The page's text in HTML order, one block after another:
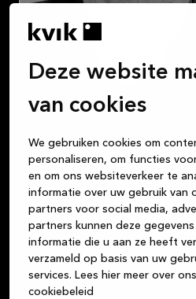
Deze website
van cookies
We gebruiken cookies om
personaliseren, om functies
en om ons websiteverkeer te
informatie over uw gebruik van
partners voor social media,
partners kunnen deze
informatie die u aan ze heeft
verzameld op basis van uw
services. Lees hier meer over
cookiebeleid
Keukendesigner
Bob de Kruijff
bobk@utrecht.kvik.nl
Mooi Deens ontwerp voor een
en transparante prijs! Dit is waar
Kvik voor staan. Met mijn lange
als keuken expert help ik u om
mooie keuken te ontwerpen!
Plan een